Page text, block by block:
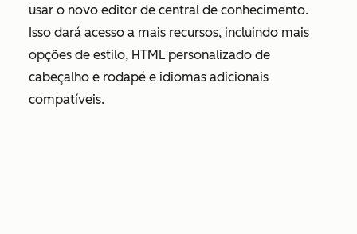
usar o novo editor de central de conhecimento.
Isso dará acesso a mais recursos, incluindo mais
opções de estilo, HTML personalizado de
cabeçalho e rodapé e idiomas adicionais
compatíveis.